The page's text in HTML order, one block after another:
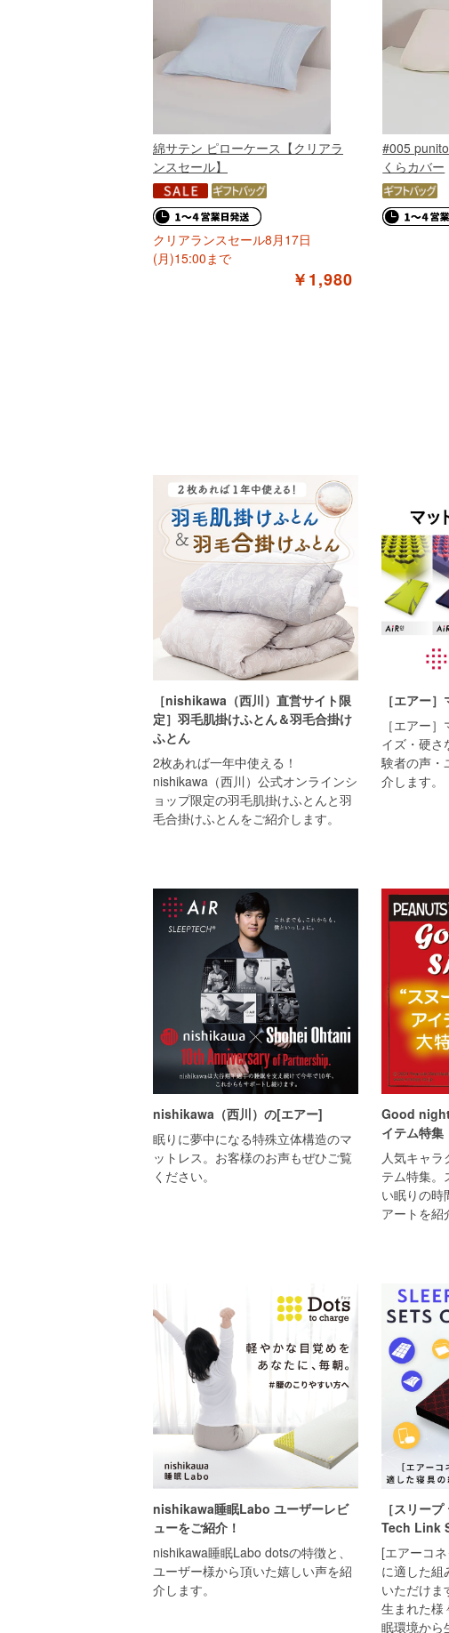
綿サテン ピローケース【クリアラ
ンスセール】
クリアランスセール8月17日
(月)15:00まで
￥1,980
#005
くらカバー
［nishikawa（西川）直営サイト限
定］羽毛肌掛けふとん＆羽毛合掛け
ふとん
2枚あれば一年中使える！
nishikawa（西川）公式オンラインシ
ョップ限定の羽毛肌掛けふとんと羽
毛合掛けふとんをご紹介します。
［エアー
［エアー
イズ・硬さ
験者の声・
介します。
nishikawa（西川）の[エアー]
眠りに夢中になる特殊立体構造のマ
ットレス。お客様のお声もぜひご覧
ください。
Good
イテム特集
人気キャラ
テム特集。
い眠りの時
アートを紹
nishikawa睡眠Labo ユーザーレビ
ューをご紹介！
nishikawa睡眠Labo dotsの特徴と、
ユーザー様から頂いた嬉しい声を紹
介します。
［スリー
Tech Link
[エアーコ
に適した組
いただけま
生まれた様
眠環境から